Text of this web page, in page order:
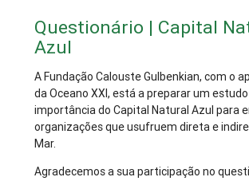
Questionário | Capital
Azul
A Fundação Calouste Gulbenkian, com o
da Oceano XXI, está a preparar um
importância do Capital Natural Azul para
organizações que usufruem direta e
Mar.
Agradecemos a sua participação no